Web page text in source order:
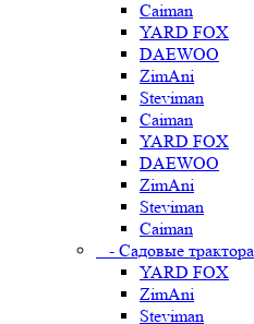
Caiman
YARD FOX
DAEWOO
ZimAni
Steviman
Caiman
YARD FOX
DAEWOO
ZimAni
Steviman
Caiman
- Садовые трактора
YARD FOX
ZimAni
Steviman